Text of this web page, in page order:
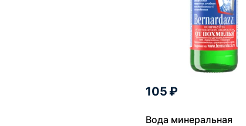
105 ₽
Вода минеральная